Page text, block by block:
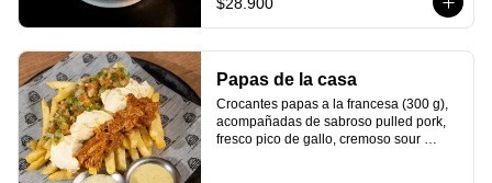
moda.
Papas de la casa
Crocantes papas a la francesa (300 g),
acompañadas de sabroso pulled pork,
fresco pico de gallo, cremoso sour